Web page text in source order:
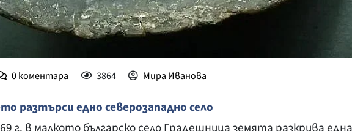
0коментара 3864 Мира Иванова
разтърси едно северозападно село